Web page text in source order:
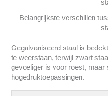
Belangrijkste verschillen
Gegalvaniseerd staal is
te weerstaan, terwijl zwart
gevoeliger is voor roest, maar
hogedruktoepassingen.